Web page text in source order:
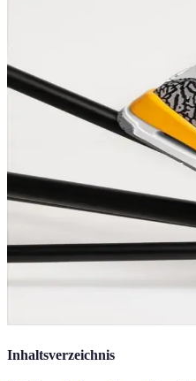
Inhaltsverzeichnis